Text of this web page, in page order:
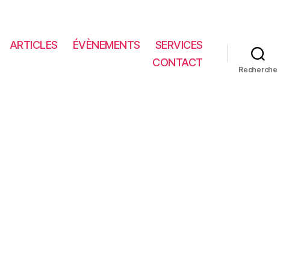
ARTICLES ÉVÈNEMENTS
SERVICES
CONTACT
Recherche